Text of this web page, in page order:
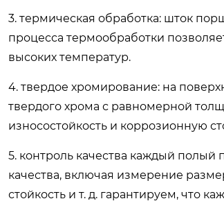
3. термическая обработка: шток
процесса термообработки
высоких температур.
4. твердое хромирование: на
твердого хрома с равномерной
износостойкость и коррозионную
5. контроль качества каждый
качества, включая измерение
стойкость и т. д. гарантируем, что